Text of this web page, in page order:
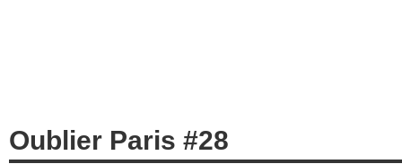
Oublier Paris #28